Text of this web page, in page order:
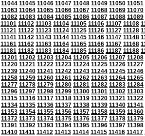
11044 11045 11046 11047 11048 11049 11050 11051
11063 11064 11065 11066 11067 11068 11069 11070
11082 11083 11084 11085 11086 11087 11088 11089
11101 11102 11103 11104 11105 11106 11107 11108
11121 11122 11123 11124 11125 11126 11127 11128
11141 11142 11143 11144 11145 11146 11147 11148
11161 11162 11163 11164 11165 11166 11167 11168
11181 11182 11183 11184 11185 11186 11187 11188
11201 11202 11203 11204 11205 11206 11207 11208
11220 11221 11222 11223 11224 11225 11226 11227
11239 11240 11241 11242 11243 11244 11245 11246
11258 11259 11260 11261 11262 11263 11264 11265
11277 11278 11279 11280 11281 11282 11283 11284
11296 11297 11298 11299 11300 11301 11302 11303
11315 11316 11317 11318 11319 11320 11321 11322
11334 11335 11336 11337 11338 11339 11340 11341
11353 11354 11355 11356 11357 11358 11359 11360
11372 11373 11374 11375 11376 11377 11378 11379
11391 11392 11393 11394 11395 11396 11397 11398
11410 11411 11412 11413 11414 11415 11416 11417